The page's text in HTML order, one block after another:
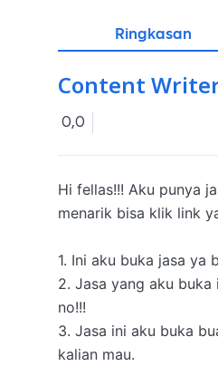
Ringkasan
Content
0,0
Hi fellas!!! Aku punya
menarik bisa klik link
1. Ini aku buka jasa ya
2. Jasa yang aku
no!!!
3. Jasa ini aku buka
kalian mau.